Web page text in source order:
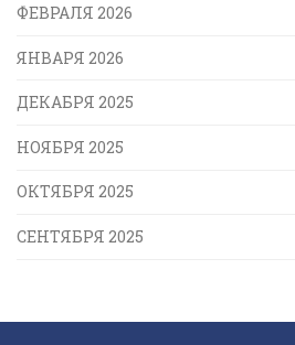
ФЕВРАЛЯ 2026
ЯНВАРЯ 2026
ДЕКАБРЯ 2025
НОЯБРЯ 2025
ОКТЯБРЯ 2025
СЕНТЯБРЯ 2025